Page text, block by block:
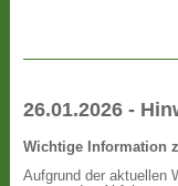
26.01.2026 -
Wichtige Information
Aufgrund der aktuellen